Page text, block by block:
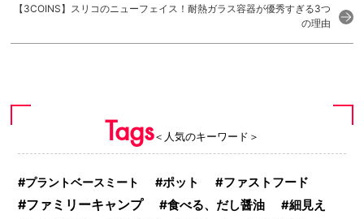
【3COINS】スリコのニューフェイス！耐熱ガラス容器が優秀すぎる3つ
の理由
Tags＜人気のキーワード＞
プラントベースミート ポット ファストフード
ファミリーキャンプ 食べる、だし醤油 細見え